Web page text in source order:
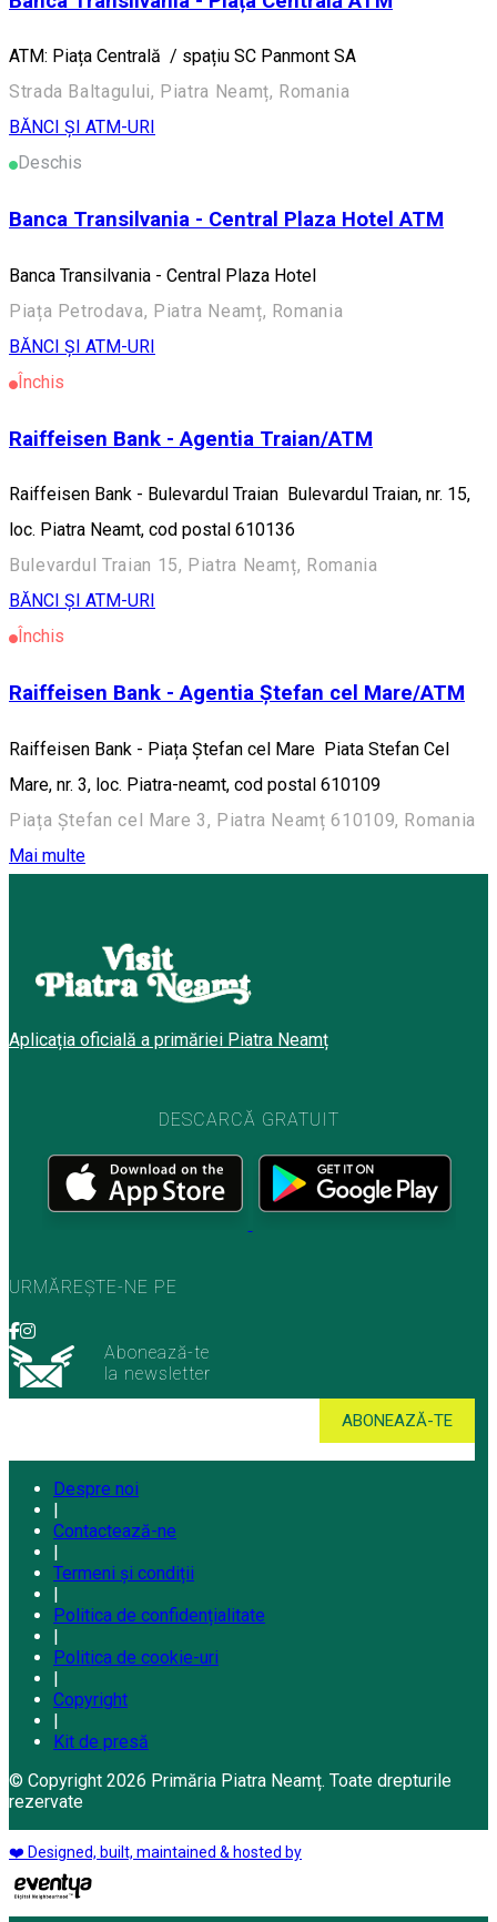
ATM: Piața Centrală / spațiu SC Panmont SA
Strada Baltagului, Piatra Neamț, Romania
BĂNCI ȘI ATM-URI
Deschis
Banca Transilvania - Central Plaza Hotel ATM
Banca Transilvania - Central Plaza Hotel
Piața Petrodava, Piatra Neamț, Romania
BĂNCI ȘI ATM-URI
Închis
Raiffeisen Bank - Agentia Traian/ATM
Raiffeisen Bank - Bulevardul Traian Bulevardul Traian, nr. 15,
loc. Piatra Neamt, cod postal 610136
Bulevardul Traian 15, Piatra Neamț, Romania
BĂNCI ȘI ATM-URI
Închis
Raiffeisen Bank - Agentia Ștefan cel Mare/ATM
Raiffeisen Bank - Piața Ștefan cel Mare Piata Stefan Cel
Mare, nr. 3, loc. Piatra-neamt, cod postal 610109
Piața Ștefan cel Mare 3, Piatra Neamț 610109, Romania
Mai multe
Aplicația oficială a primăriei Piatra Neamț
DESCARCĂ GRATUIT
URMĂREȘTE-NE PE
Abonează-te
la newsletter
Despre noi
|
Contactează-ne
|
Termeni și condiții
|
Politica de confidențialitate
|
Politica de cookie-uri
|
Copyright
|
Kit de presă
© Copyright 2026 Primăria Piatra Neamț. Toate drepturile
rezervate
❤️ Designed, built, maintained & hosted by